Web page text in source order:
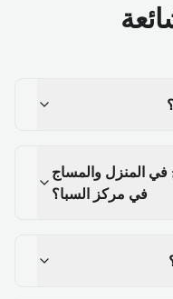
في المنزل والمساج
في مركز السبا؟